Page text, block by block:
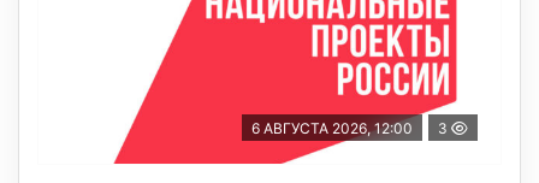
6 АВГУСТА 2026, 12:00 3